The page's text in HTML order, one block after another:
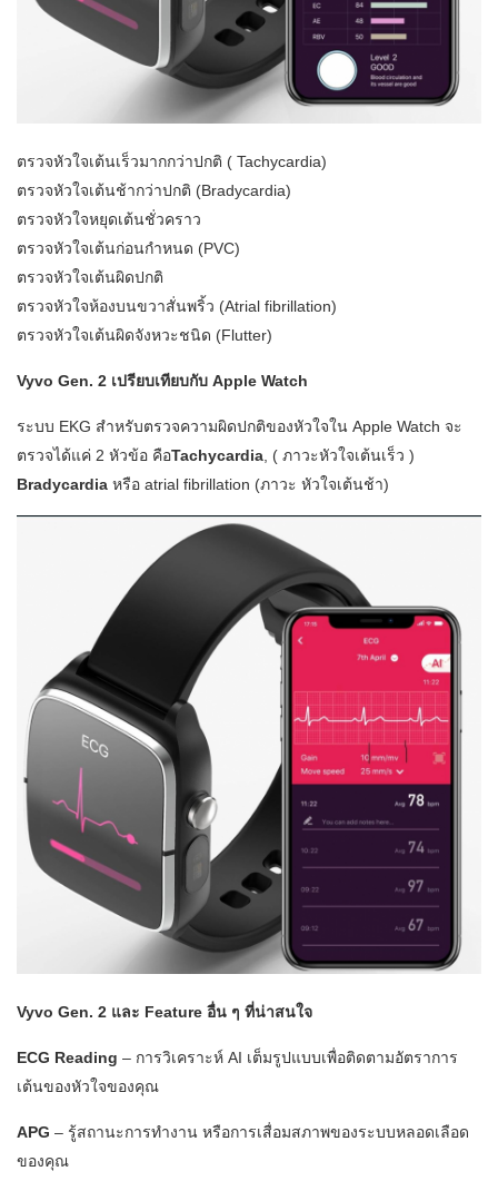
ตรวจหัวใจเต้นเร็วมากกว่าปกติ ( Tachycardia)
ตรวจหัวใจเต้นช้ากว่าปกติ (Bradycardia)
ตรวจหัวใจหยุดเต้นชั่วคราว
ตรวจหัวใจเต้นก่อนกำหนด (PVC)
ตรวจหัวใจเต้นผิดปกติ
ตรวจหัวใจห้องบนขวาสั่นพริ้ว (Atrial fibrillation)
ตรวจหัวใจเต้นผิดจังหวะชนิด (Flutter)
Vyvo Gen. 2 เปรียบเทียบกับ Apple Watch
ระบบ EKG สำหรับตรวจความผิดปกติของหัวใจใน Apple Watch จะ
ตรวจได้แค่ 2 หัวข้อ คือ​Tachycardia , ( ภาวะหัวใจเต้นเร็ว )
Bradycardia หรือ atrial fibrillation (ภาวะ หัวใจเต้นช้า)
Vyvo Gen. 2 และ Feature อื่น ๆ ที่น่าสนใจ
ECG Reading – การวิเคราะห์ AI เต็มรูปแบบเพื่อติดตามอัตราการ
เต้นของหัวใจของคุณ
APG – รู้สถานะการทำงาน หรือการเสื่อมสภาพของระบบหลอดเลือด
ของคุณ